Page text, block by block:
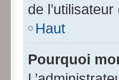
de
Haut
Pourquoi